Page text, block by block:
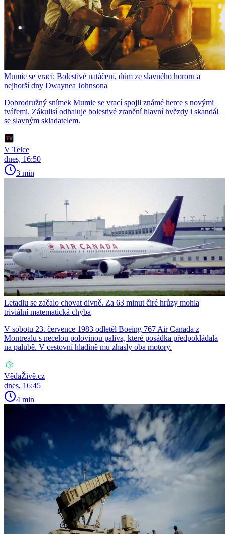
Mumie se vrací: Bolestivé natáčení, dům ze slavného hororu a
nejhorší dny Dwaynea Johnsona
Dobrodružný snímek Mumie se vrací spojil známé herce s novými
tvářemi. Zákulisí odhaluje bolestivé zranění hlavní hvězdy i skandál
se slavným skladatelem.
V Telce
dnes, 16:50
3 min
Letadlu se začalo chovat divně. Za 63 minut čiré hrůzy mohla
triviální matematická chyba
V sobotu 23. července 1983 odletěl Boeing 767 Air Canada z
Montrealu s necelou polovinou paliva, které posádka předpokládala
na palubě. V cestovní hladině mu zhasly oba motory.
VědaŽivě.cz
dnes, 16:45
4 min